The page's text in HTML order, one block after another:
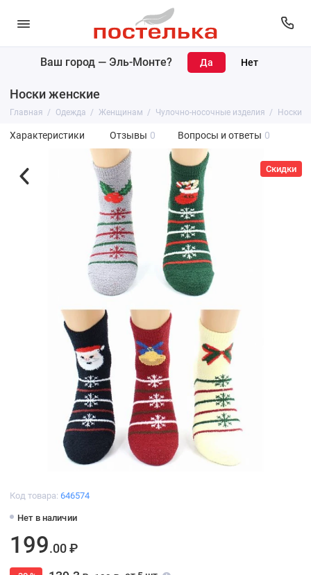
Ваш город — Эль-Монте?
Носки женские
Главная Одежда Женщинам Чулочно-носочные изделия Носки
Характеристики Отзывы 0 Вопросы и ответы 0
Скидки
Код товара: 646574
Нет в наличии
199.00 ₽